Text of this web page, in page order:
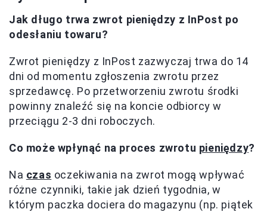
Jak długo trwa zwrot pieniędzy z InPost po
odesłaniu towaru?
Zwrot pieniędzy z InPost zazwyczaj trwa do 14
dni od momentu zgłoszenia zwrotu przez
sprzedawcę. Po przetworzeniu zwrotu środki
powinny znaleźć się na koncie odbiorcy w
przeciągu 2-3 dni roboczych.
Co może wpłynąć na proces zwrotu pieniędzy?
Na czas oczekiwania na zwrot mogą wpływać
różne czynniki, takie jak dzień tygodnia, w
którym paczka dociera do magazynu (np. piątek